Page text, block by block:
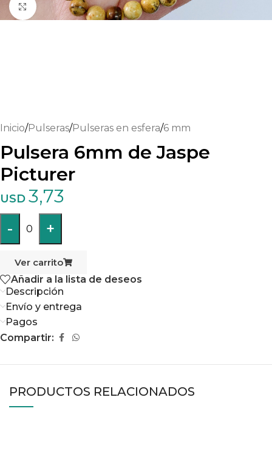
Haga clic para ampliar
Inicio/Pulseras/Pulseras en esfera/6 mm
Pulsera 6mm de Jaspe
Picturer
USD 3,73
- 0 +
Ver carrito
Añadir a la lista de deseos
Descripción
Envío y entrega
Pagos
Compartir:
PRODUCTOS RELACIONADOS